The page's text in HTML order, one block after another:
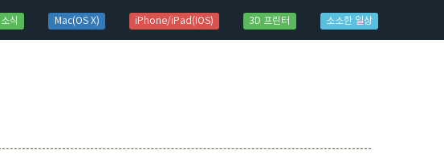
식 Mac(OS X) iPhone/iPad(IOS) 3D 프린터 소소한 일상